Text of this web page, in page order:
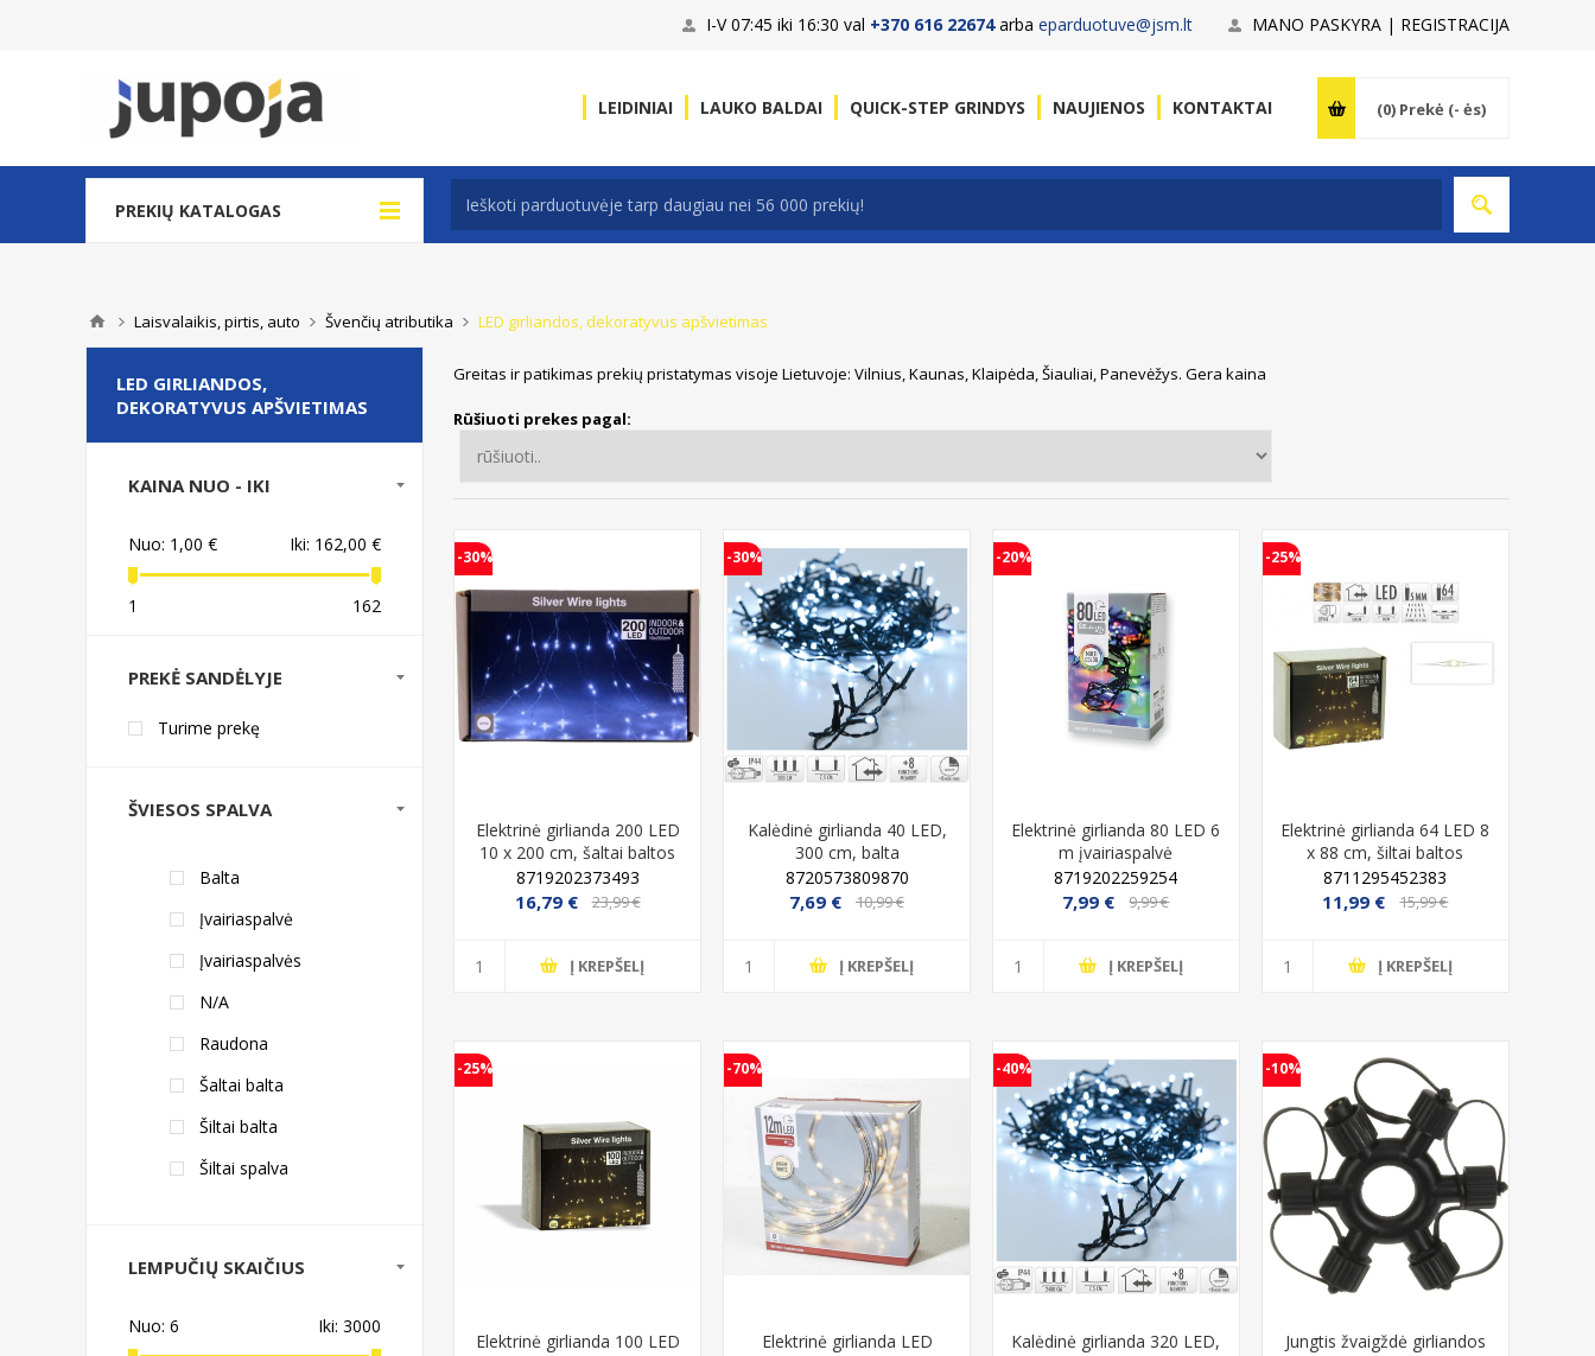
MANO PASKYRA | REGISTRACIJA
I-V 07:45 iki 16:30 val +370 616 22674arba eparduotuve@jsm.lt
LEIDINIAI LAUKO BALDAI QUICK-STEP GRINDYS NAUJIENOS KONTAKTAI (0) Prekė (- ės)
PREKIŲ KATALOGAS
Laisvalaikis, pirtis, auto Švenčių atributika LED girliandos, dekoratyvus apšvietimas
LED GIRLIANDOS,
DEKORATYVUS APŠVIETIMAS
KAINA NUO - IKI
Nuo: 1,00 € Iki: 162,00 €
1 162
PREKĖ SANDĖLYJE
Turime prekę
ŠVIESOS SPALVA
Balta
Įvairiaspalvė
Įvairiaspalvės
N/A
Raudona
Šaltai balta
Šiltai balta
Šiltai spalva
LEMPUČIŲ SKAIČIUS
Nuo: 6 Iki: 3000
Greitas ir patikimas prekių pristatymas visoje Lietuvoje: Vilnius, Kaunas, Klaipėda, Šiauliai, Panevėžys. Gera kaina
Rūšiuoti prekes pagal:
-30%
Elektrinė girlianda 200 LED
10 x 200 cm, šaltai baltos
spalvos
8719202373493
16,79 € 23,99 €
Į KREPŠELĮ
-30%
Kalėdinė girlianda 40 LED,
300 cm, balta
8720573809870
7,69 € 10,99 €
Į KREPŠELĮ
-20%
Elektrinė girlianda 80 LED 6
m įvairiaspalvė
8719202259254
7,99 € 9,99 €
Į KREPŠELĮ
-25%
Elektrinė girlianda 64 LED 8
x 88 cm, šiltai baltos
spalvos
8711295452383
11,99 € 15,99 €
Į KREPŠELĮ
-25%
Elektrinė girlianda 100 LED
-70%
Elektrinė girlianda LED
-40%
Kalėdinė girlianda 320 LED,
-10%
Jungtis žvaigždė girliandos